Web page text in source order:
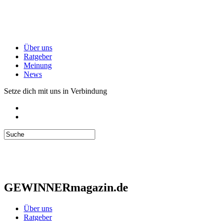
Über uns
Ratgeber
Meinung
News
Setze dich mit uns in Verbindung
GEWINNERmagazin.de
Über uns
Ratgeber